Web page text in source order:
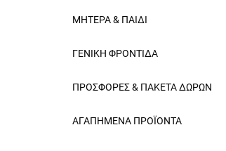
ΜΗΤΕΡΑ & ΠΑΙΔΙ
ΓΕΝΙΚΗ ΦΡΟΝΤΙΔΑ
ΠΡΟΣΦΟΡΕΣ & ΠΑΚΕΤΑ ΔΩΡΩΝ
ΑΓΑΠΗΜΕΝΑ ΠΡΟΪΟΝΤΑ